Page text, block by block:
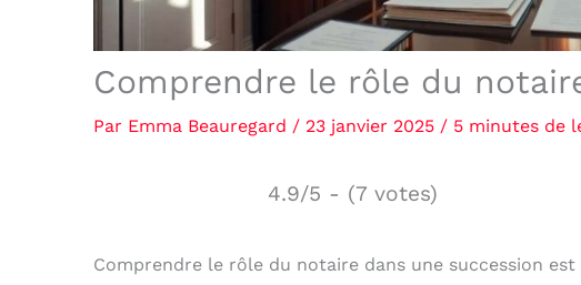
Comprendre le rôle du
Par Emma Beauregard / 23 janvier 2025 / 5 minutes de
4.9/5 - (7 votes)
Comprendre le rôle du notaire dans une succession